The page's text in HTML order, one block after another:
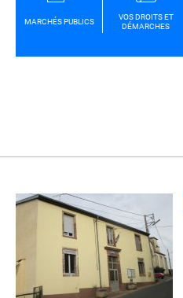
MARCHÉS PUBLICS
VOS DROITS ET
DÉMARCHES